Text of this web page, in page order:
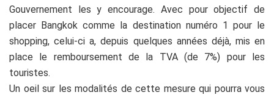
Gouvernement les y encourage. Avec pour objectif de
placer Bangkok comme la destination numéro 1 pour le
shopping, celui-ci a, depuis quelques années déjà, mis en
place le remboursement de la TVA (de 7%) pour les
touristes.
Un oeil sur les modalités de cette mesure qui pourra vous